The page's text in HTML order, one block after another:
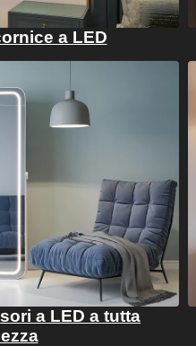
a LED
a LED a tutta